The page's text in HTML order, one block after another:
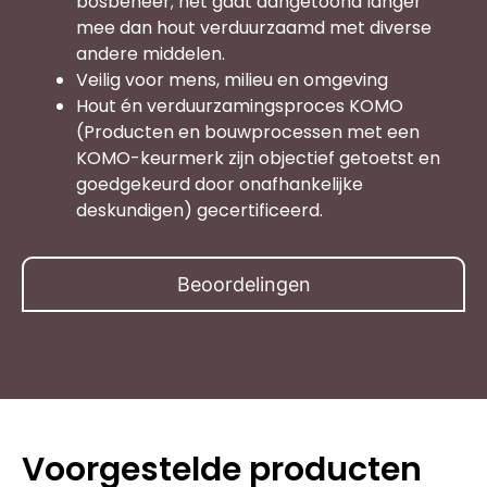
Beoordelingen
mee dan hout verduurzaamd met diverse
andere middelen.
Veilig voor mens, milieu en omgeving
Hout én verduurzamingsproces KOMO
(Producten en bouwprocessen met een
KOMO-keurmerk zijn objectief getoetst en
goedgekeurd door onafhankelijke
deskundigen) gecertificeerd.
Voorgestelde producten